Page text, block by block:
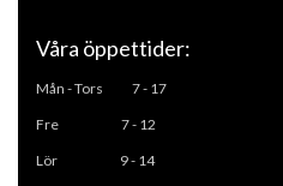
Våra öppettider:
Mån - Tors
7 - 17
Fre 7 - 12
Lör 9 - 14